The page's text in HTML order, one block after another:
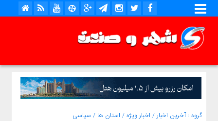
گروه :آخرین اخبار / اخبار ویژه/ استان ها / سیاسی